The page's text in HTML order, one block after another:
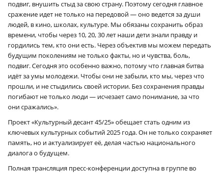
подвиг, внушить стыд за свою страну. Поэтому сегодня главное
сражение идет не только на передовой — оно ведется за души
людей, в кино, школах, культуре. Мы обязаны сохранить образ
времени, чтобы через 10, 20, 30 лет наши дети знали правду и
гордились тем, кто они есть. Через объектив мы можем передать
будущим поколениям не только факты, но и чувства, боль,
подвиг. Сегодня это особенно важно, потому что главная битва
идёт за умы молодежи. Чтобы они не забыли, кто мы, через что
прошли, и не стыдились своей истории. Без сохранения правды
погибают не только люди — исчезает само понимание, за что
они сражались».
Проект «Культурный десант 45/25» обещает стать одним из
ключевых культурных событий 2025 года. Он не только сохраняет
память, но и актуализирует её, делая частью национального
диалога о будущем.
Полная трансляция пресс-конференции доступна в группе во